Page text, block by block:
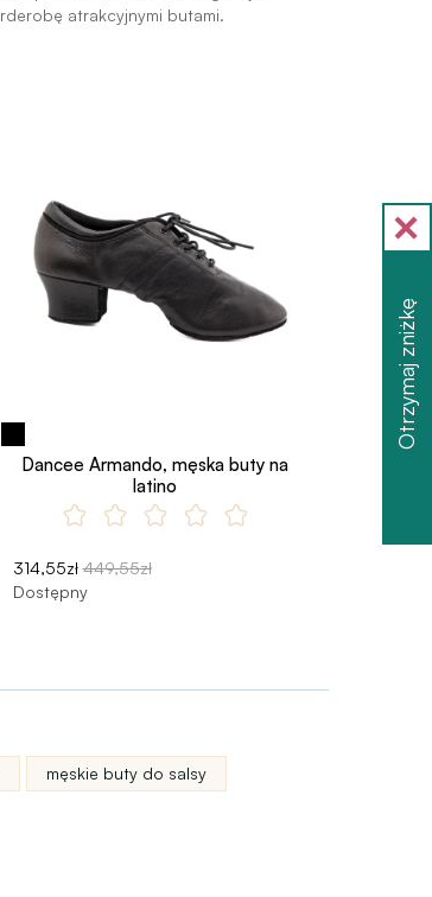
atrakcyjnymi butami.
Dancee Armando, męska buty na
latino
314,55zł 449,55zł
Dostępny
męskie buty do salsy
Otrzymaj zniżkę